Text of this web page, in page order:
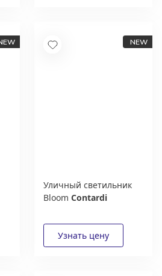
Уличный светильник
Bloom Contardi